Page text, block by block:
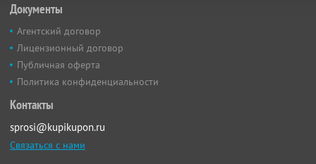
Документы
Агентский договор
Лицензионный договор
Публичная оферта
Политика конфиденциальности
Контакты
sprosi@kupikupon.ru
Связаться с нами